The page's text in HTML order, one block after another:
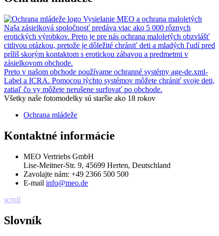
Vysielanie MEO a ochrana maloletých
Naša zásielková spoločnosť predáva viac ako 5 000 rôznych
erotických výrobkov. Preto je pre nás ochrana maloletých obzvlášť
citlivou otázkou, pretože je dôležité chrániť deti a mladých ľudí pred
príliš skorým kontaktom s erotickou zábavou a predmetmi v
zásielkovom obchode.
Preto v našom obchode používame ochranné systémy age-de.xml-
Label a ICRA. Pomocou týchto systémov môžete chrániť svoje deti,
zatiaľ čo vy môžete nerušene surfovať po obchode.
Všetky naše fotomodelky sú staršie ako 18 rokov
Ochrana mládeže
Kontaktné informácie
MEO Vertriebs GmbH
Lise-Meitner-Str. 9, 45699 Herten, Deutschland
Zavolajte nám: +49 2366 500 500
E-mail info@meo.de
scroll
Slovník